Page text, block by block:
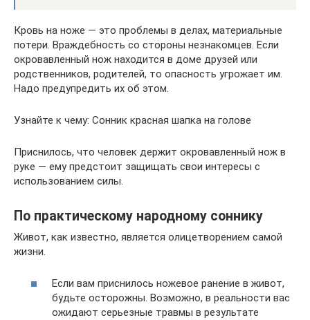
Кровь на ноже — это проблемы в делах, материальные
потери. Враждебность со стороны незнакомцев. Если
окровавленный нож находится в доме друзей или
родственников, родителей, то опасность угрожает им.
Надо предупредить их об этом.
Узнайте к чему: Сонник красная шапка на голове
Приснилось, что человек держит окровавленный нож в
руке — ему предстоит защищать свои интересы с
использованием силы.
По практическому народному соннику
Живот, как известно, является олицетворением самой
жизни.
Если вам приснилось ножевое ранение в живот,
будьте осторожны. Возможно, в реальности вас
ожидают серьезные травмы в результате